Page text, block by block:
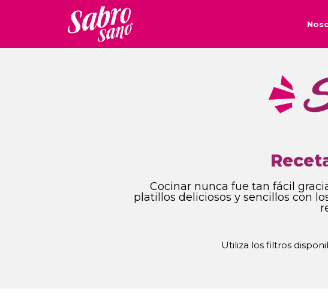
Cocinar nunca fue tan fácil
platillos deliciosos y sencillos con
Utiliza los filtros